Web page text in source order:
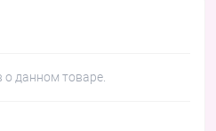
о данном товаре.